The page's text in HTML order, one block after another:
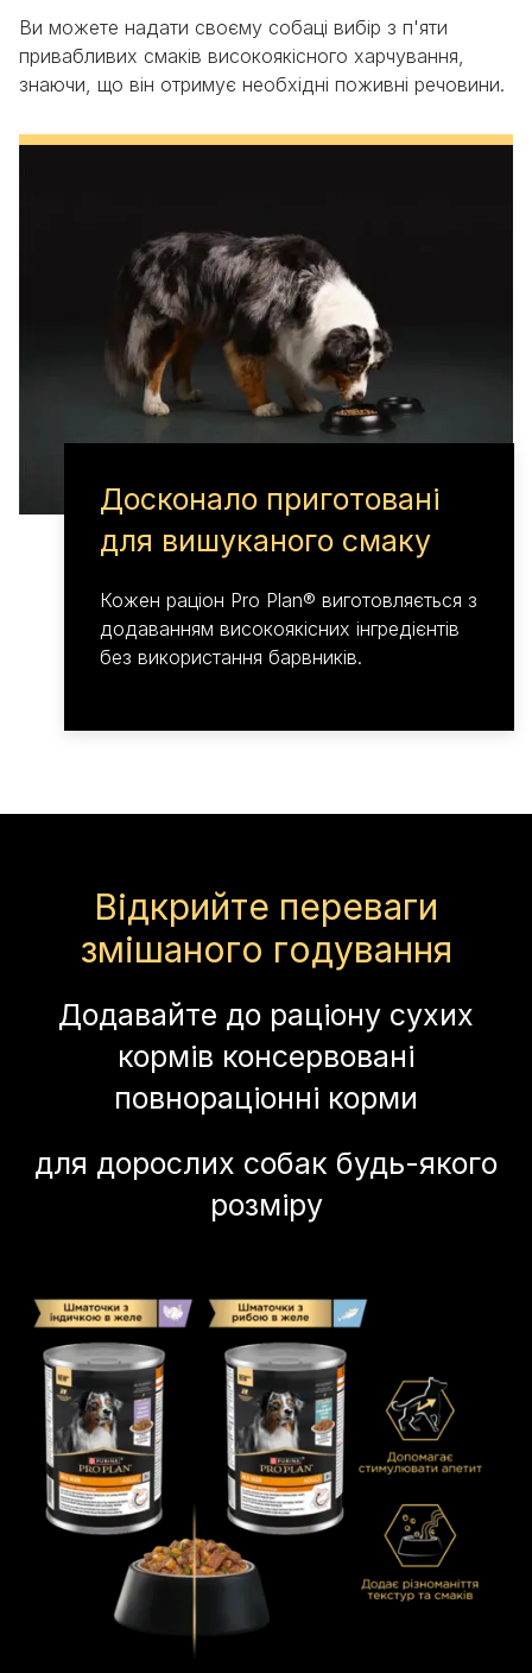
Ви можете надати своєму собаці вибір з п'яти
привабливих смаків високоякісного харчування,
знаючи, що він отримує необхідні поживні речовини.
Досконало приготовані
для вишуканого смаку
Кожен раціон Pro Plan® виготовляється з
додаванням високоякісних інгредієнтів
без використання барвників.
Відкрийте переваги
змішаного годування
Додавайте до раціону сухих
кормів консервовані
повнораціонні корми
для дорослих собак будь-якого
розміру